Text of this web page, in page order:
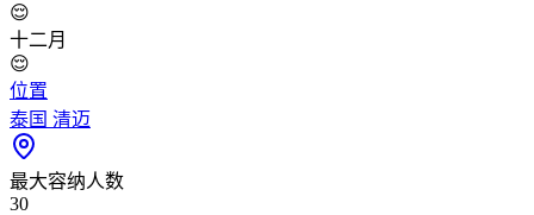
😌
十二月
😌
位置
泰国 清迈
最大容纳人数
30